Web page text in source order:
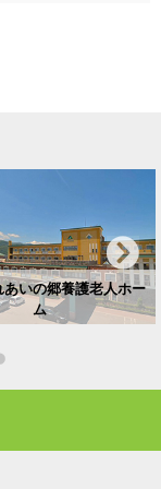
いの郷養護老人ホー
ム